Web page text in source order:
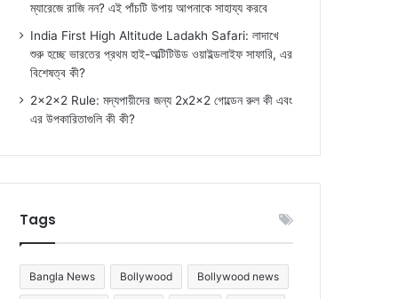
ম্যারেজে রাজি নন? এই পাঁচটি উপায় আপনাকে সাহায্য করবে
India First High Altitude Ladakh Safari: লাদাখে
শুরু হচ্ছে ভারতের প্রথম হাই-অল্টিটিউড ওয়াইল্ডলাইফ সাফারি, এর
বিশেষত্ব কী?
2x2x2 Rule: মদ্যপায়ীদের জন্য 2x2x2 গোল্ডেন রুল কী এবং
এর উপকারিতাগুলি কী কী?
Tags
Bangla News Bollywood Bollywood news